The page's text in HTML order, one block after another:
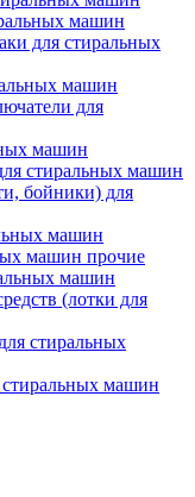
машин
для стиральных
машин
для
машин
стиральных машин
бойники) для
машин
машин прочие
машин
(лотки для
стиральных
стиральных машин